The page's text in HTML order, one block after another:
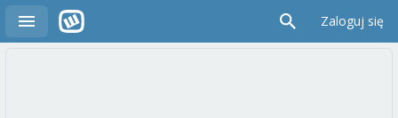
Zaloguj się